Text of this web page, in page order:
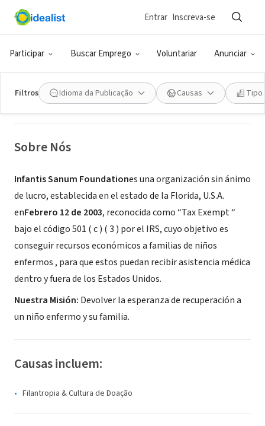
Participar Buscar Emprego Voluntariar Anunciar
Entrar Inscreva-se
Filtros Idioma da Publicação Causas Tipo
ONG (SETOR SOCIAL)
INFANTIS SANUM FOUNDATION
Sobre Nós
Infantis Sanum Foundationes una organización sin ánimo
de lucro, establecida en el estado de la Florida, U.S.A.
enFebrero 12 de 2003, reconocida como “Tax Exempt “
bajo el código 501 ( c ) ( 3 ) por el IRS, cuyo objetivo es
conseguir recursos económicos a familias de niños
enfermos , para que estos puedan recibir asistencia médica
dentro y fuera de los Estados Unidos.
Nuestra Misión: Devolver la esperanza de recuperación a
un niño enfermo y su familia.
Causas incluem:
Filantropia & Cultura de Doação